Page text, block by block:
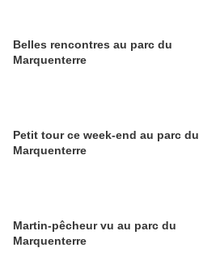
Belles rencontres au parc du
Marquenterre
Petit tour ce week-end au parc du
Marquenterre
Martin-pêcheur vu au parc du
Marquenterre